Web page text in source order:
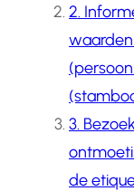
2.
3.
de